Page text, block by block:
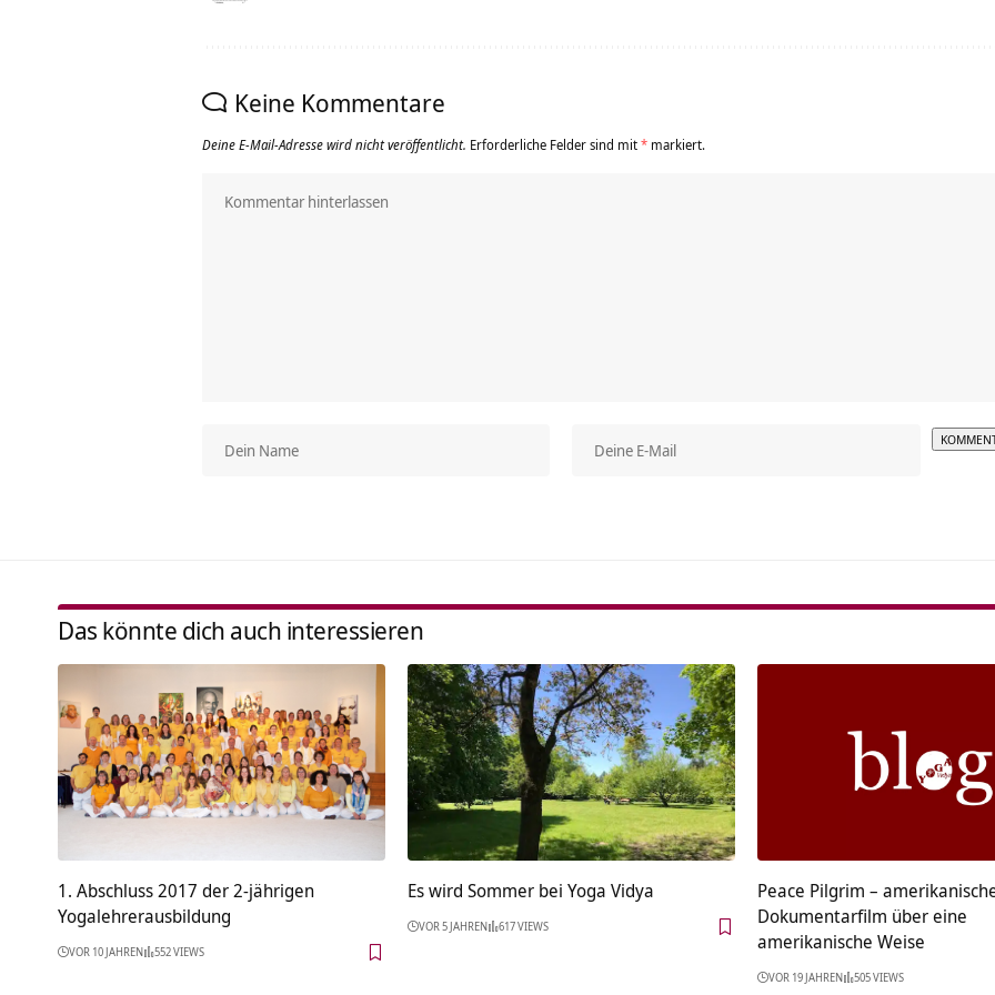
Keine Kommentare
Deine E-Mail-Adresse wird nicht veröffentlicht. Erforderliche Felder sind mit* markiert.
Das könnte dich auch interessieren
1. Abschluss 2017 der 2-jährigen
Yogalehrerausbildung
VOR 10 JAHREN 552 VIEWS
Es wird Sommer bei Yoga Vidya
VOR 5 JAHREN 617 VIEWS
Peace Pilgrim –
Dokumentarfilm über eine
amerikanische Weise
VOR 19 JAHREN 505 VIEWS